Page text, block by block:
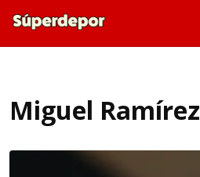
Miguel Ramírez